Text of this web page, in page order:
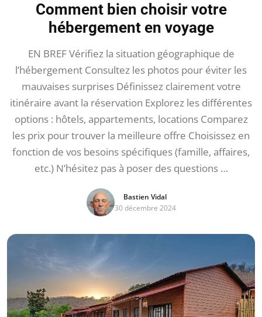
Comment bien choisir votre
hébergement en voyage
EN BREF Vérifiez la situation géographique de
l’hébergement Consultez les photos pour éviter les
mauvaises surprises Définissez clairement votre
itinéraire avant la réservation Explorez les différentes
options : hôtels, appartements, locations Comparez
les prix pour trouver la meilleure offre Choisissez en
fonction de vos besoins spécifiques (famille, affaires,
etc.) N’hésitez pas à poser des questions …
Bastien Vidal
30 décembre 2024